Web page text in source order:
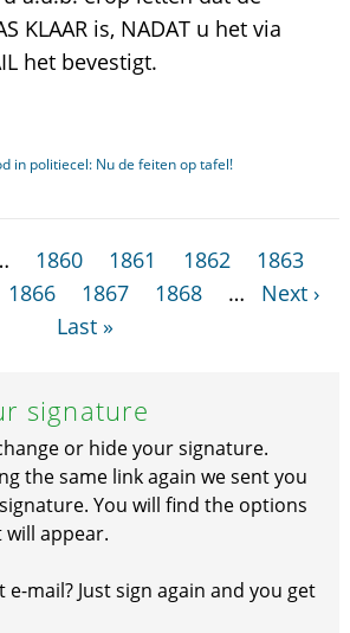
KLAAR is, NADAT u het via
het bevestigt.
in politiecel: Nu de feiten op tafel!
1860 1861 1862
1863
1866 1867 1868 …
Next ›
Last »
signature
or hide your signature.
the same link again we sent you
You will find the options
appear.
mail? Just sign again and you get